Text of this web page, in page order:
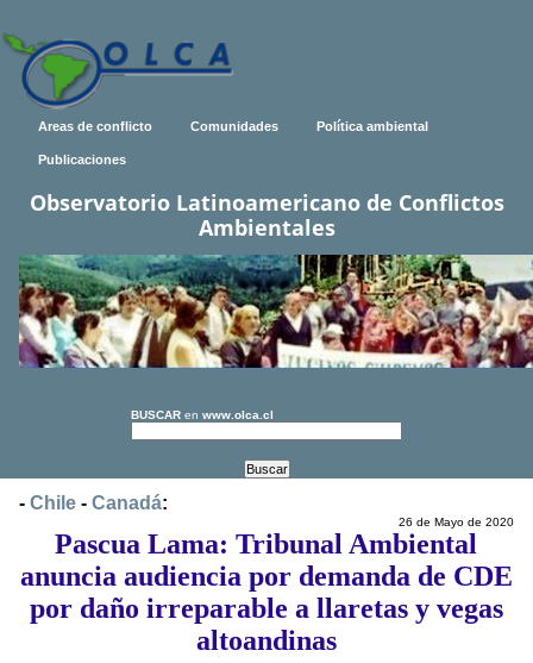
Areas de conflicto Comunidades Política ambiental
Publicaciones
Observatorio Latinoamericano de Conflictos
Ambientales
BUSCAR en www.olca.cl
- Chile - Canadá:
26 de Mayo de 2020
Pascua Lama: Tribunal Ambiental
anuncia audiencia por demanda de CDE
por daño irreparable a llaretas y vegas
altoandinas